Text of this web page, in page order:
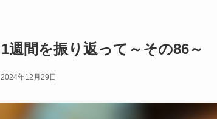
1週間を振り返って～その86～
2024年12月29日